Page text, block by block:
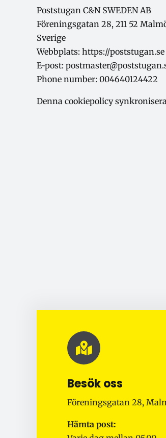
Poststugan C&N SWEDEN AB
Föreningsgatan 28, 211 52
Sverige
Webbplats: https://poststugan.se
E-post:
Phone number: 004640124422
Denna cookiepolicy
Besök oss
Föreningsgatan 28,
Hämta post: